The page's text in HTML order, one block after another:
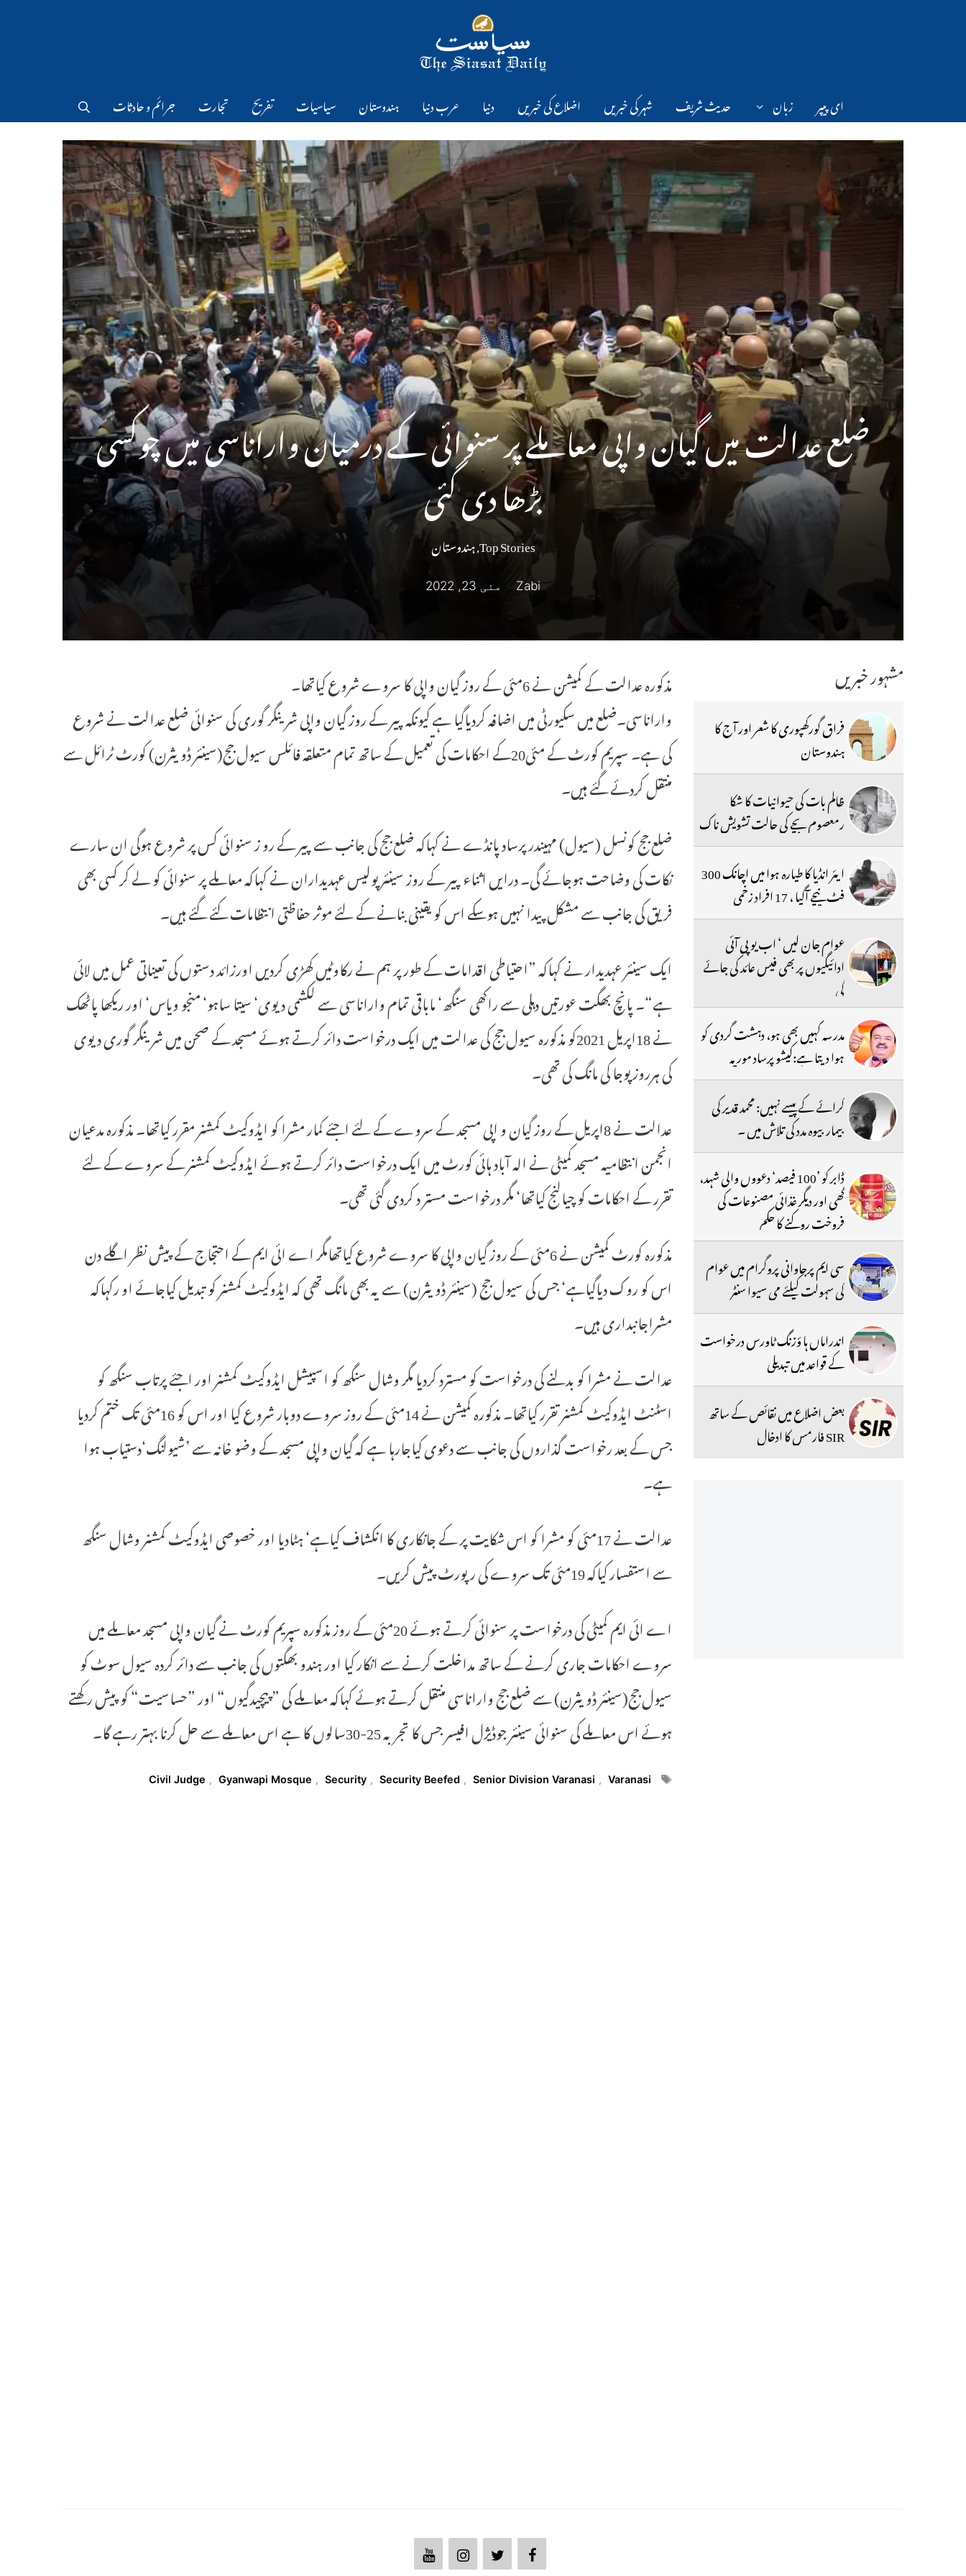
ای پیپر زبان حدیث شریف شہر کی خبریں اضلاع کی خبریں دنیا عرب دنیا ہندوستان سیاسیات تفریح تجارت جرائم و حادثات
ضلع عدالت میں گیان واپی معاملے پر سنوائی کے درمیان واراناسی میں چوکسی
بڑھا دی گئی
Top Stories
,ہندوستان
Zabi مئی 23, 2022
مذکورہ عدالت کے کمیشن نے 6مئی کے روز گیان واپی کا سروے شروع کیاتھا۔
واراناسی۔ضلع میں سکیورٹی میں اضافہ کردیاگیا ہے کیونکہ پیر کے روز گیان واپی شرینگر گوری کی سنوائی ضلع عدالت نے شروع
کی ہے۔ سپریم کورٹ کے مئی20کے احکامات کی تعمیل کے ساتھ تمام متعلقہ فائلس سیول جج(سینئر ڈویثرن) کورٹ ٹرائل سے
منتقل کردئے گئے ہیں۔
ضلع جج کونسل (سیول) مہیندر پرساد پانڈے نے کہاکہ ضلع جج کی جانب سے پیر کے رو ز سنوائی کس پر شروع ہوگی ان سارے
نکات کی وضاحت ہوجائے گی۔ درایں اثناء پیر کے روز سینئر پولیس عہدیداران نے کہاکہ معاملے پر سنوائی کو لے کر کسی بھی
فریق کی جانب سے مشکل پیدا نہیں ہوسکے اس کو یقینی بنانے کے لئے موثر حفاظتی انتظامات کئے گئے ہیں۔
ایک سینئر عہدیدار نے کہاکہ ”احتیاطی اقدامات کے طور پر ہم نے رکاوٹیں کھڑی کردیں اورزائد دستوں کی تعیناتی عمل میں لائی
ہے“۔ پانچ بھگت عورتیں دہلی سے راکھی سنگھ‘ ماباقی تمام واراناسی سے لکشمی دیوی‘ سیتا ساہو‘ منجو ویاس‘ اور ریکھا پاٹھک
نے 18اپریل 2021کو مذکورہ سیول جج کی عدالت میں ایک درخواست دائر کرتے ہوئے مسجد کے صحن میں شرینگر گوری دیوی
کی ہرروز پوجا کی مانگ کی تھی۔
عدالت نے 8اپریل کے روز گیان و اپی مسجد کے سروے کے لئے اجئے کمار مشرا کو ایڈوکیٹ کمشنر مقرر کیاتھا۔ مذکورہ مدعیان
انجمن انتظامیہ مسجد کمیٹی نے الہ آباد ہائی کورٹ میں ایک درخواست دائر کرتے ہوئے ایڈوکیٹ کمشنر کے سروے کے لئے
تقرر کے احکامات کو چیالنج کیاتھا‘ مگر درخواست مستر د کردی گئی تھی۔
مذکورہ کورٹ کمیشن نے 6مئی کے روز گیان واپی کا سروے شروع کیاتھامگر اے ائی ایم کے احتجاج کے پیش نظر اگلے دن
اس کو روک دیاگیاہے‘ جس کی سیول جج (سینئر ڈویثرن) سے یہ بھی مانگ تھی کہ ایڈوکیٹ کمشنر کو تبدیل کیاجائے او رکہاکہ
مشراجانبداری ہیں۔
عدالت نے مشرا کو بدلنے کی درخواست کو مسترد کردیا مگر وشال سنگھ کو اسپیشل ایڈوکیٹ کمشنر اور اجئے پرتاب سنگھ کو
اسٹنٹ ایڈوکیٹ کمشنر تقرر کیاتھا۔ مذکورہ کمیشن نے 14مئی کے روز سروے دوبار شروع کیا اور اس کو 16مئی تک ختم کردیا
جس کے بعد رخواست گذاروں کی جانب سے دعوی کیاجارہا ہے کہ گیان واپی مسجد کے وضو خانہ سے ’شیولنگ‘دستیاب ہوا
ہے۔
عدالت نے 17مئی کو مشرا کو اس شکایت پر کے جانکاری کا انکشاف کیاہے‘ ہٹادیا اور خصوصی ایڈوکیٹ کمشنر وشال سنگھ
سے استفسار کیاکہ 19مئی تک سروے کی رپورٹ پیش کریں۔
اے ائی ایم کمیٹی کی درخواست پر سنوائی کرتے ہوئے 20مئی کے روز مذکورہ سپریم کورٹ نے گیان واپی مسجد معاملے میں
سروے احکامات جاری کرنے کے ساتھ مداخلت کرنے سے انکار کیا اور ہندو بھگتوں کی جانب سے دائر کردہ سیول سوٹ کو
سیول جج(سینئر ڈویثرن) سے ضلع جج واراناسی منتقل کرتے ہوئے کہاکہ معاملے کی ”پیچیدگیوں“ اور ”حساسیت“ کو پیش رکھتے
ہوئے اس معاملے کی سنوائی سینئر جوڈیژل افیسر جس کا تجربہ 25-30سالوں کا ہے اس معاملے سے حل کرنا بہتر رہے گا۔
Tags
Civil Judge , Gyanwapi Mosque , Security , Security Beefed , Senior Division Varanasi , Varanasi
مشہور خبریں
فراق گورکھپوری کا شعر اور آج کا
ہندوستان
ظالم بات کی حیوانیات کا شکا
رمعصوم بچے کی حالت تشویش ناک
ایئر انڈیا کا طیارہ ہوا میں اچانک 300
فٹ نیچے آگیا ، 17 افراد زخمی
عوام جان لیں ‘ اب یو پی آئی
ادائیگیوں پر بھی فیس عائد کی جائے
گی
مدرسہ کہیں بھی ہو، دہشت گردی کو
ہوا دیتا ہے:کیشو پرساد موریہ
کرائے کے پیسے نہیں: محمد قدیر کی
بیمار بیوہ مدد کی تلاش میں ۔
ڈابر کو ’100 فیصد‘ دعووں والی شہد،
گھی اور دیگر غذائی مصنوعات کی
فروخت روکنے کا حکم
سی ایم پرجاوانی پروگرام میں عوام
کی سہولت کیلئے می سیوا سنٹر
اندراماں ہا ؤزنگ ٹاورس درخواست
کے قواعد میں تبدیلی
بعض اضلاع میں نقائص کے ساتھ
SIR فارمس کا ادخال